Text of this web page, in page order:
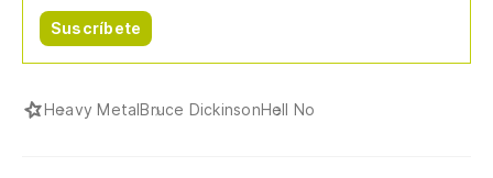
Suscríbete
Heavy MetalBruce DickinsonHell No